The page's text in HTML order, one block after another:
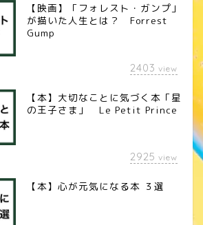
【映画】「フォレスト・ガンプ」
が描いた人生とは？ Forrest
Gump
2403 view
【本】大切なことに気づく本「星
の王子さま」 Le Petit Prince
2925 view
【本】心が元気になる本 ３選